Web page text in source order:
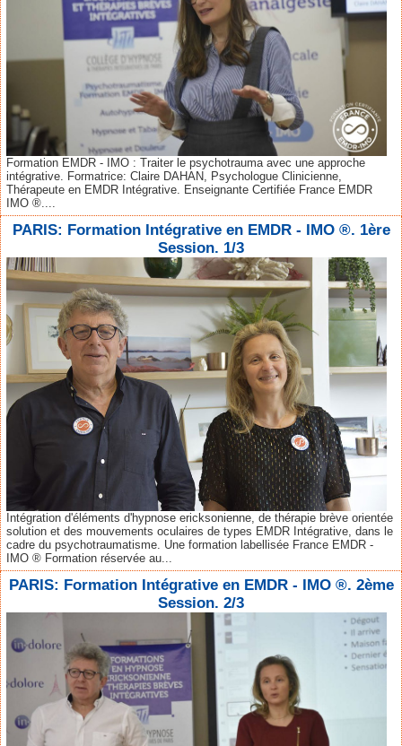
Formation EMDR - IMO : Traiter le psychotrauma avec une approche
intégrative. Formatrice: Claire DAHAN, Psychologue Clinicienne,
Thérapeute en EMDR Intégrative. Enseignante Certifiée France EMDR
IMO ®....
PARIS: Formation Intégrative en EMDR - IMO ®. 1ère
Session. 1/3
Intégration d'éléments d'hypnose ericksonienne, de thérapie brève orientée
solution et des mouvements oculaires de types EMDR Intégrative, dans le
cadre du psychotraumatisme. Une formation labellisée France EMDR -
IMO ® Formation réservée au...
PARIS: Formation Intégrative en EMDR - IMO ®. 2ème
Session. 2/3